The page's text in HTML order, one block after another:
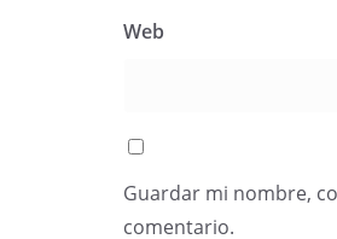
Web
Guardar mi nombre,
comentario.